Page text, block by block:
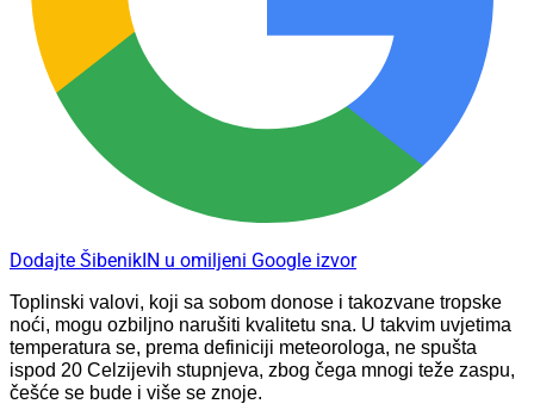
Dodajte ŠibenikIN u omiljeni Google izvor
Toplinski valovi, koji sa sobom donose i takozvane tropske
noći, mogu ozbiljno narušiti kvalitetu sna. U takvim uvjetima
temperatura se, prema definiciji meteorologa, ne spušta
ispod 20 Celzijevih stupnjeva, zbog čega mnogi teže zaspu,
češće se bude i više se znoje.